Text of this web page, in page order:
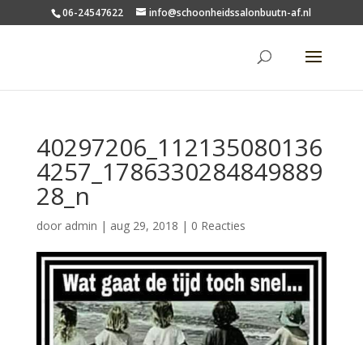
06-24547622 info@schoonheidssalonbuutn-af.nl
40297206_112135080136
4257_1786330284849889
28_n
door admin | aug 29, 2018 | 0 Reacties